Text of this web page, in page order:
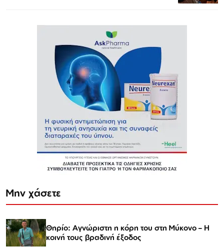
Μην χάσετε
Θηρίο: Αγνώριστη η κόρη του στη Μύκονο – Η
κοινή τους βραδινή έξοδος